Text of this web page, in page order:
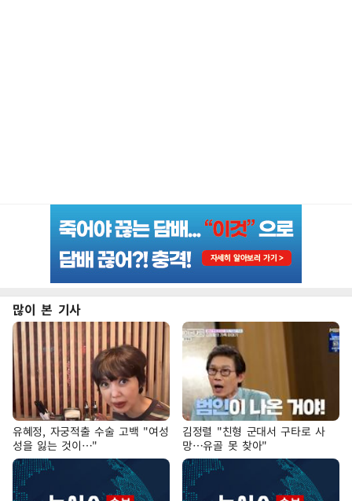
많이 본 기사
유혜정, 자궁적출 수술 고백 "여성
성을 잃는 것이…"
김정렬 "친형 군대서 구타로 사
망…유골 못 찾아"